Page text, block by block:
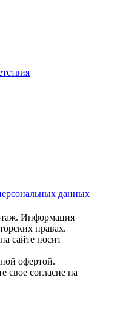
данных
Информация
правах.
сайте носит
офертой.
свое согласие на